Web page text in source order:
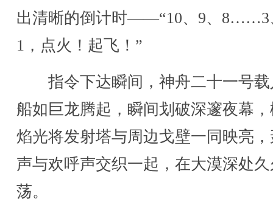
出清晰的倒计时——“10、9、8……3
1，点火！起飞！”
指令下达瞬间，神舟二十一号载
船如巨龙腾起，瞬间划破深邃夜幕
焰光将发射塔与周边戈壁一同映亮
声与欢呼声交织一起，在大漠深处
荡。